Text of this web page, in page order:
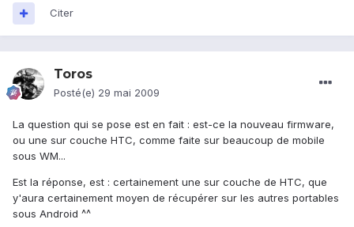
Citer
Toros
Posté(e) 29 mai 2009
La question qui se pose est en fait : est-ce la nouveau firmware,
ou une sur couche HTC, comme faite sur beaucoup de mobile
sous WM...
Est la réponse, est : certainement une sur couche de HTC, que
y'aura certainement moyen de récupérer sur les autres portables
sous Android ^^